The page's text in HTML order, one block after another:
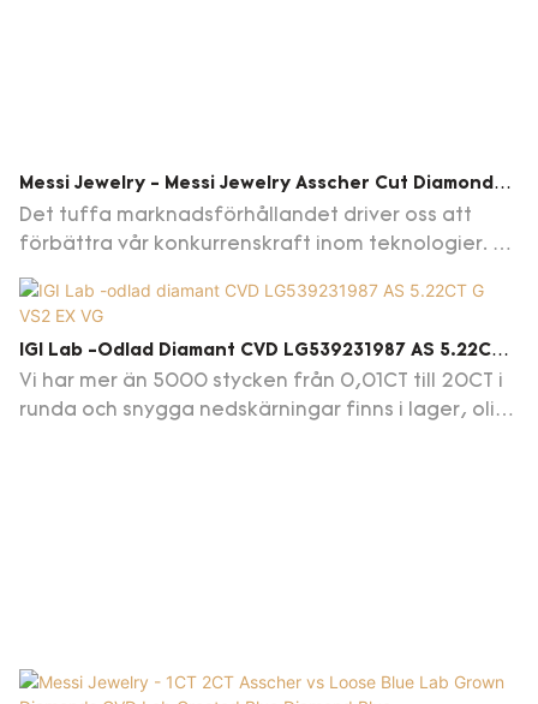
Messi Jewelry - Messi Jewelry Asscher Cut Diamond
1Ct Fancy Vivid Yellow VVS VS HPHT GUL LAB GROWN
DIAMOND GULD
Det tuffa marknadsförhållandet driver oss att
förbättra vår konkurrenskraft inom teknologier. Vi
har genomfört flera tester för att förbättra
teknologier som gör tillverkningsprocessen mer
perfekt för applikationsfältet för lösa diamanter.
IGI Lab -odlad Diamant CVD LG539231987 AS 5.22CT
G VS2 EX VG
Vi har mer än 5000 stycken från 0,01CT till 20CT i
runda och snygga nedskärningar finns i lager, olika